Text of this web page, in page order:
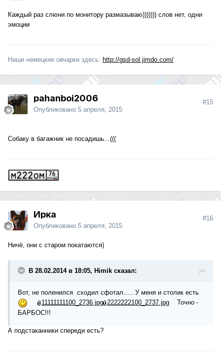
Каждый раз слюни по монитору размазываю))))))) слов нет, одни
эмоции
Наши немецкие овчарки здесь: http://gsd-sol.jimdo.com/
pahanboi2006
Опубликовано 5 апреля, 2015
#15
Собаку в багажник не посадишь...(((
Ирка
Опубликовано 5 апреля, 2015
#16
Ничё, они с старом покатаются)
В 28.02.2014 в 18:05, Himik сказал:
Вот, не поленился сходил сфотал..... У меня и столик есть
11111111100_2736.jpg 2222222100_2737.jpg Точно -
БАРБОС!!!
А подстаканники спереди есть?